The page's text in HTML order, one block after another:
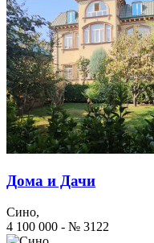
Дома и Дачи
Сино,
4 100 000 - № 3122